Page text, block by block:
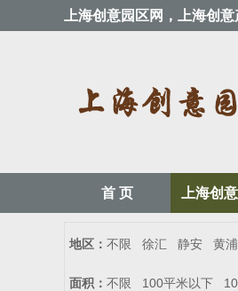
上海创意园区网，上海创
首 页 上海创
地区： 不限 徐汇 静安 黄浦
面积： 不限 100平米以下